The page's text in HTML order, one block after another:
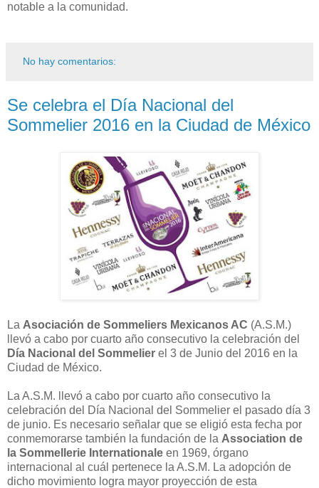
notable a la comunidad.
No hay comentarios:
Se celebra el Día Nacional del
Sommelier 2016 en la Ciudad de México
La Asociación de Sommeliers Mexicanos AC (A.S.M.)
llevó a cabo por cuarto año consecutivo la celebración del
Día Nacional del Sommelier el 3 de Junio del 2016 en la
Ciudad de México.
La A.S.M. llevó a cabo por cuarto año consecutivo la
celebración del Día Nacional del Sommelier el pasado día 3
de junio. Es necesario señalar que se eligió esta fecha por
conmemorarse también la fundación de la Association de
la Sommellerie Internationale en 1969, órgano
internacional al cuál pertenece la A.S.M. La adopción de
dicho movimiento logra mayor proyección de esta